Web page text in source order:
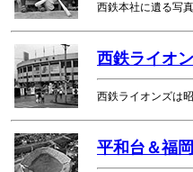
西鉄本社に遺る写
西鉄ライオ
西鉄ライオンズは
平和台＆福